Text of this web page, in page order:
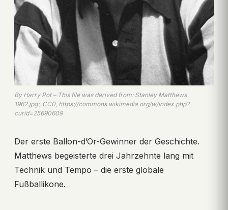
By Harry Pot – This file was derived from: Stanley Matthews
1962.jpg:, CC0, https://commons.wikimedia.org/w/index.php?
curid=25690609
Der erste Ballon-d’Or-Gewinner der Geschichte.
Matthews begeisterte drei Jahrzehnte lang mit
Technik und Tempo – die erste globale
Fußballikone.